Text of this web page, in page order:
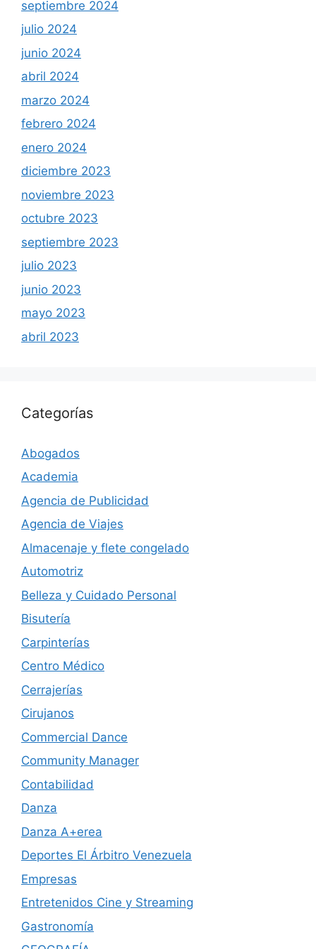
septiembre 2024
julio 2024
junio 2024
abril 2024
marzo 2024
febrero 2024
enero 2024
diciembre 2023
noviembre 2023
octubre 2023
septiembre 2023
julio 2023
junio 2023
mayo 2023
abril 2023
Categorías
Abogados
Academia
Agencia de Publicidad
Agencia de Viajes
Almacenaje y flete congelado
Automotriz
Belleza y Cuidado Personal
Bisutería
Carpinterías
Centro Médico
Cerrajerías
Cirujanos
Commercial Dance
Community Manager
Contabilidad
Danza
Danza A+erea
Deportes El Árbitro Venezuela
Empresas
Entretenidos Cine y Streaming
Gastronomía